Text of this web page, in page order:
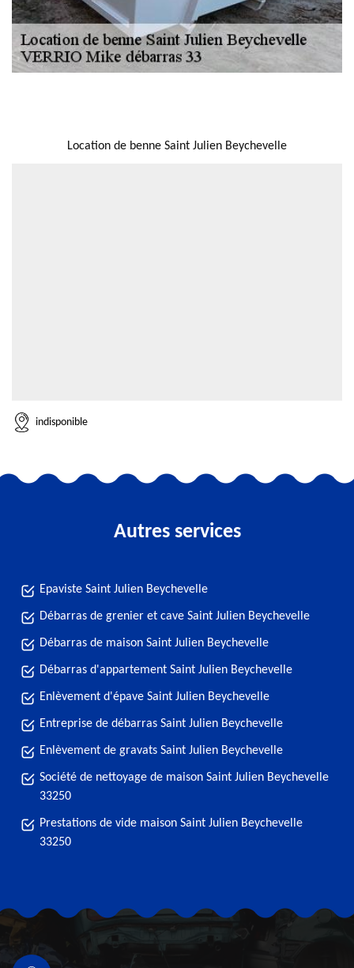
Location de benne Saint Julien Beychevelle
indisponible
Autres services
Epaviste Saint Julien Beychevelle
Débarras de grenier et cave Saint Julien Beychevelle
Débarras de maison Saint Julien Beychevelle
Débarras d'appartement Saint Julien Beychevelle
Enlèvement d'épave Saint Julien Beychevelle
Entreprise de débarras Saint Julien Beychevelle
Enlèvement de gravats Saint Julien Beychevelle
Société de nettoyage de maison Saint Julien Beychevelle
33250
Prestations de vide maison Saint Julien Beychevelle
33250